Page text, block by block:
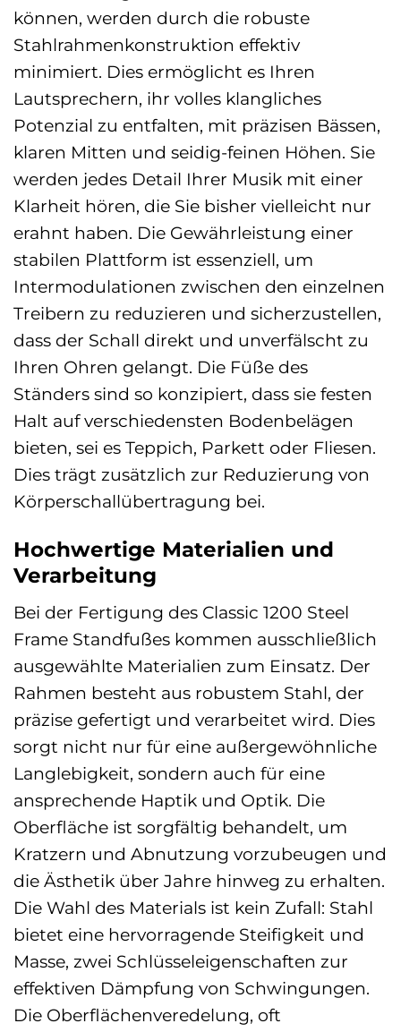
können, werden durch die robuste
Stahlrahmenkonstruktion effektiv
minimiert. Dies ermöglicht es Ihren
Lautsprechern, ihr volles klangliches
Potenzial zu entfalten, mit präzisen Bässen,
klaren Mitten und seidig-feinen Höhen. Sie
werden jedes Detail Ihrer Musik mit einer
Klarheit hören, die Sie bisher vielleicht nur
erahnt haben. Die Gewährleistung einer
stabilen Plattform ist essenziell, um
Intermodulationen zwischen den einzelnen
Treibern zu reduzieren und sicherzustellen,
dass der Schall direkt und unverfälscht zu
Ihren Ohren gelangt. Die Füße des
Ständers sind so konzipiert, dass sie festen
Halt auf verschiedensten Bodenbelägen
bieten, sei es Teppich, Parkett oder Fliesen.
Dies trägt zusätzlich zur Reduzierung von
Körperschallübertragung bei.
Hochwertige Materialien und
Verarbeitung
Bei der Fertigung des Classic 1200 Steel
Frame Standfußes kommen ausschließlich
ausgewählte Materialien zum Einsatz. Der
Rahmen besteht aus robustem Stahl, der
präzise gefertigt und verarbeitet wird. Dies
sorgt nicht nur für eine außergewöhnliche
Langlebigkeit, sondern auch für eine
ansprechende Haptik und Optik. Die
Oberfläche ist sorgfältig behandelt, um
Kratzern und Abnutzung vorzubeugen und
die Ästhetik über Jahre hinweg zu erhalten.
Die Wahl des Materials ist kein Zufall: Stahl
bietet eine hervorragende Steifigkeit und
Masse, zwei Schlüsseleigenschaften zur
effektiven Dämpfung von Schwingungen.
Die Oberflächenveredelung, oft